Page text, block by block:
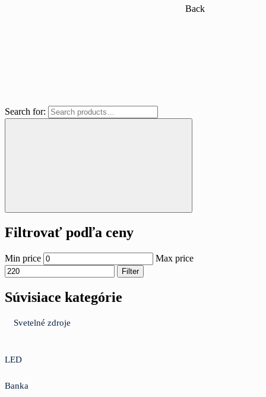
Back
Search for:
Filtrovať podľa ceny
Min price Max price
Filter
Súvisiace kategórie
Svetelné zdroje
LED
Banka